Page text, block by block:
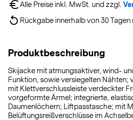
Alle Preise inkl. MwSt. und zzgl.
Rückgabe innerhalb von 30
Produktbeschreibung
Skijacke mit atmungsaktiver, wind-
Funktion, sowie versiegelten Nähten;
mit Klettverschlussleiste verdeckter
vorgeformte Ärmel; integrierte,
Daumenlöchern; Liftpasstasche; mit
Belüftungsreißverschlüsse im